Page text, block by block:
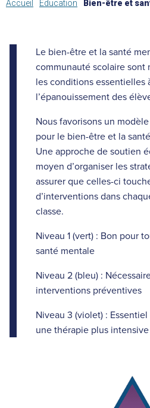
Accueil Éducation Bien-être et
Le bien-être et la santé
communauté scolaire
les conditions essentielles
l’épanouissement des
Nous favorisons un
pour le bien-être et la
Une approche de soutien
moyen d’organiser les
assurer que celles-ci
d’interventions dans
classe.
Niveau 1 (vert) : Bon pour
santé mentale
Niveau 2 (bleu) :
interventions préventives
Niveau 3 (violet) :
une thérapie plus intensive